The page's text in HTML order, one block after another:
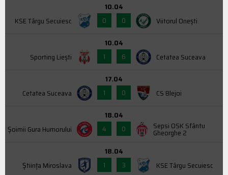
KSE Târgu Secuiesc
10.04
0
0 Viitorul Onești
Sporting Liești
10.04
1
6 Cetatea Suceava
Cetatea Suceava
17.04
1
0 CS Blejoi
Şoimii Gura Humorului
18.04
4
0 Sepsi OSK Sfântu
Gheorghe 2
Știința Miroslava
18.04
1
3 KSE Târgu Secuiesc